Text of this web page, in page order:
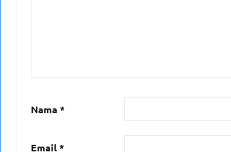
Nama *
Email*